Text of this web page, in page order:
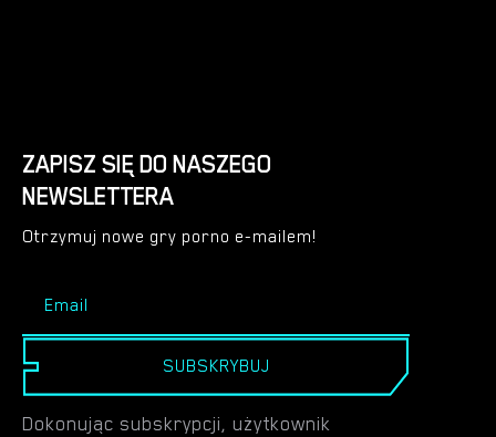
ZAPISZ SIĘ DO NASZEGO
NEWSLETTERA
Otrzymuj nowe gry porno e-mailem!
SUBSKRYBUJ
Dokonując subskrypcji, użytkownik